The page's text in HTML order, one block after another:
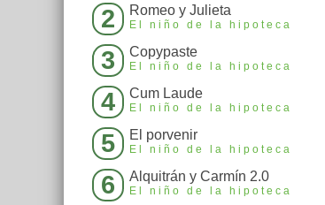
2 Romeo y Julieta
El niño de la hipoteca
3 Copypaste
El niño de la hipoteca
4 Cum Laude
El niño de la hipoteca
5 El porvenir
El niño de la hipoteca
6 Alquitrán y Carmín 2.0
El niño de la hipoteca